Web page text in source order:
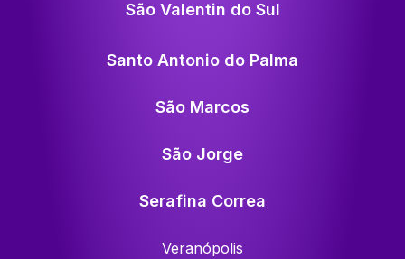
São Valentin do Sul
Santo Antonio do Palma
São Marcos
São Jorge
Serafina Correa
Veranópolis